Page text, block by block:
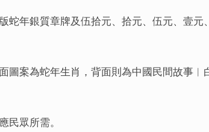
蛇年銀質章牌及伍拾元、拾元、伍元、壹元
案為蛇年生肖，背面則為中國民間故事︱
民眾所需。